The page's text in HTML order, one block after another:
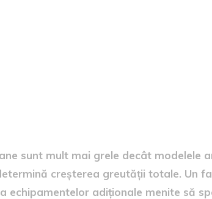
sunt mult mai grele decât modelele
creșterea greutății totale. Un
echipamentelor adiționale menite să